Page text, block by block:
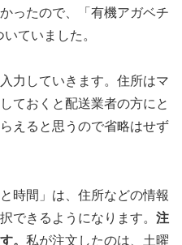
ったので、「有機アガベチ
ていました。
力していきます。住所はマ
ておくと配送業者の方にと
えると思うので省略はせず
時間」は、住所などの情報
できるようになります。 注
。 私が注文したのは、土曜